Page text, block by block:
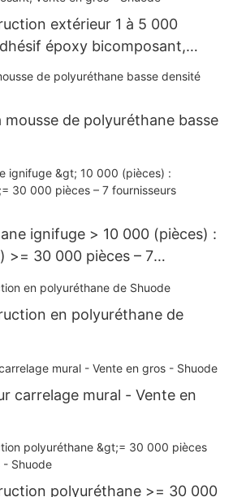
extérieur 1 à 5 000
époxy bicomposant,
mousse de polyuréthane basse
ignifuge > 10 000 (pièces) :
>= 30 000 pièces – 7
en polyuréthane de
carrelage mural - Vente en
polyuréthane >= 30 000